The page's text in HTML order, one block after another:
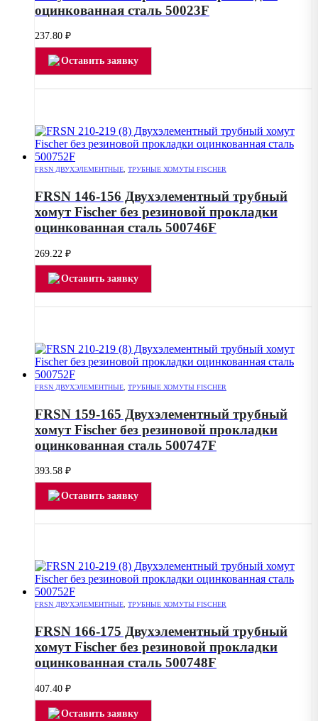
оцинкованная сталь 50023F
237.80 ₽
Оставить заявку
FRSN ДВУХЭЛЕМЕНТНЫЕ, ТРУБНЫЕ ХОМУТЫ FISCHER
FRSN 146-156 Двухэлементный трубный
хомут Fischer без резиновой прокладки
оцинкованная сталь 500746F
269.22 ₽
Оставить заявку
FRSN ДВУХЭЛЕМЕНТНЫЕ ТРУБНЫЕ ХОМУТЫ FISCHER
FRSN 159-165 Двухэлементный трубный
хомут Fischer без резиновой прокладки
оцинкованная сталь 500747F
393.58 ₽
Оставить заявку
FRSN ДВУХЭЛЕМЕНТНЫЕ, ТРУБНЫЕ ХОМУТЫ FISCHER
FRSN 166-175 Двухэлементный трубный
хомут Fischer без резиновой прокладки
оцинкованная сталь 500748F
407.40 ₽
Оставить заявку